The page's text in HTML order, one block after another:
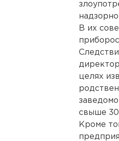
В их
целях
свыше 30
Кроме